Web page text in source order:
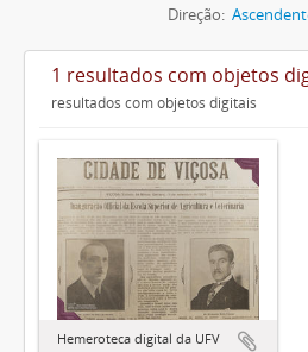
Direção:
1 resultados com objetos
resultados com objetos digitais
Hemeroteca digital da UFV